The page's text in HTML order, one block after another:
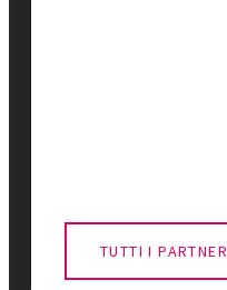
TUTTI I PARTNER